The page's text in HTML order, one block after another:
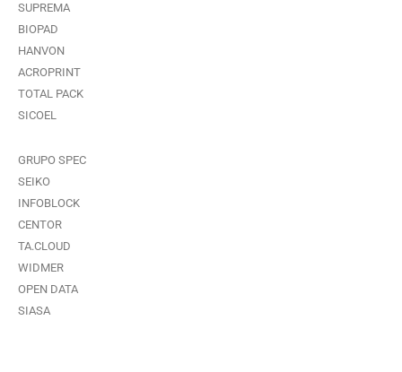
SUPREMA
BIOPAD
HANVON
ACROPRINT
TOTAL PACK
SICOEL
GRUPO SPEC
SEIKO
INFOBLOCK
CENTOR
TA.CLOUD
WIDMER
OPEN DATA
SIASA